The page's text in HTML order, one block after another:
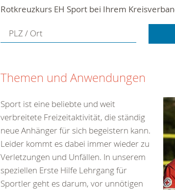
Rotkreuzkurs EH Sport bei Ihrem
PLZ / Ort
Themen und Anwendungen
Sport ist eine beliebte und weit
verbreitete Freizeitaktivität, die ständig
neue Anhänger für sich begeistern kann.
Leider kommt es dabei immer wieder zu
Verletzungen und Unfällen. In unserem
speziellen Erste Hilfe Lehrgang für
Sportler geht es darum, vor unnötigen